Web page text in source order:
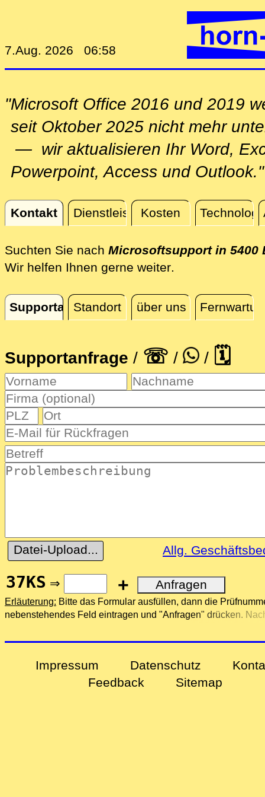
7.Aug. 2026 06:58
"Microsoft Office 2016 und 2019
seit Oktober 2025 nicht mehr
— wir aktualisieren Ihr Word,
Powerpoint, Access und Outlook."
Kontakt Dienstleistungen
Kosten
Kontakt
Suchten Sie nach Microsoftsupport in 5400
Wir helfen Ihnen gerne weiterdirekt vor Ort in
.
Supportanfrage
Standort über uns
Supportanfrage
Supportanfrage / ☏ / / 🗓
Datei-Upload... Allg.
37KS ⇒ +
Erläuterung: Bitte das Formular ausfüllen, dann die
nebenstehendes Feld eintragen und "Anfragen" drücken.
Impressum Datenschutz
Feedback
Sitemap